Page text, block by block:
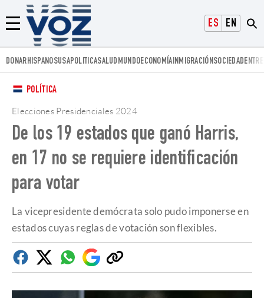
ESPAÑOLENGLISH
Menú
Voz.us
DONARHISPANOSUSAPOLITICASALUD MUNDOECONOMÍAINMIGRACIÓNSOCIEDAD
POLÍTICA
Elecciones Presidenciales 2024
De los 19 estados que ganó Harris,
en 17 no se requiere identificación
para votar
La vicepresidente demócrata solo pudo imponerse en
estados cuyas reglas de votación son flexibles.
FacebookTwitterWhatsapp
Google
Discover
Copiar
enlace